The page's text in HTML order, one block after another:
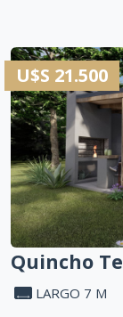
Financiación:
competitivas y
presupuesto
Garantía de
U$S 21.500
Quincho
LARGO 7 M